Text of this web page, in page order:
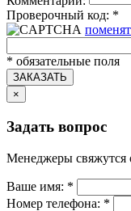
Проверочный код: *
* обязательные поля
ЗАКАЗАТЬ
×
Задать вопрос
Менеджеры свяжутся
Ваше имя: *
Номер телефона: *